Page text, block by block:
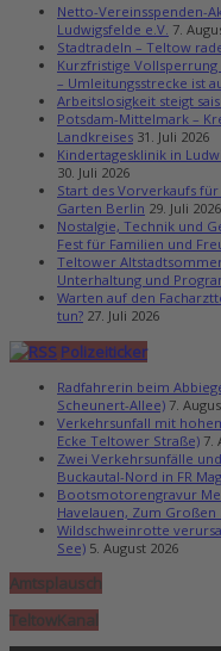
Netto-Vereinsspenden-
Ludwigsfelde e.V. 7.
Stadtradeln – Teltow
Kurzfristige Vollsperrung
– Umleitungsstrecke ist
Arbeitslosigkeit steigt
Potsdam-Mittelmark –
Landkreises 31. Juli 2026
Kindertagesklinik in
30. Juli 2026
Start des Vorverkaufs
Garten Berlin 29. Juli 2026
Nostalgie, Technik und
Fest für Familien und
Teltower
Unterhaltung und
Warten auf den
tun? 27. Juli 2026
Polizeiticker
Radfahrerin beim
Scheunert-Allee) 7.
Verkehrsunfall mit
Ecke Teltower Straße) 7.
Zwei Verkehrsunfälle
Buckautal-Nord in FR
Bootsmotorengravur
Havelauen, Zum Großen
Wildschweinrotte
See) 5. August 2026
Amtsplausch
TeltowKanal